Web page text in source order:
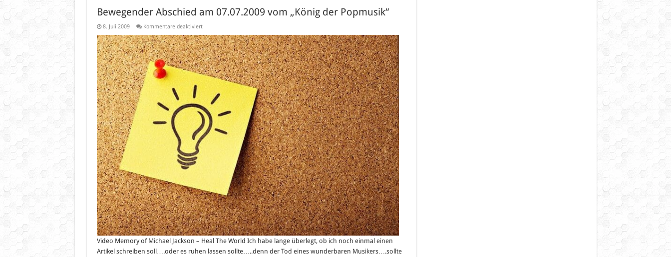
Bewegender Abschied am 07.07.2009 vom „König der Popmusik“
8. Juli 2009 Kommentare deaktiviertfür
Abschied
am
07.07.2009
vom
„König
der
Popmusik“
Video Memory of Michael Jackson – Heal The World Ich habe lange überlegt, ob ich noch einmal einen
Artikel schreiben soll….oder es ruhen lassen sollte…..denn der Tod eines wunderbaren Musikers….sollte